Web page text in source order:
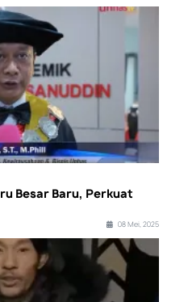
Besar Baru, Perkuat
08 Mei, 2025